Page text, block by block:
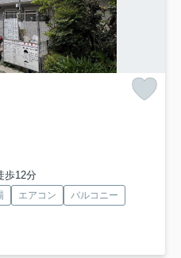
歩12分
エアコン
バルコニー